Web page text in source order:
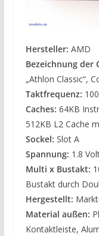
Hersteller: AMD
Bezeichnung der
„Athlon Classic“,
Taktfrequenz:
Caches: 64KB
512KB L2 Cache
Sockel: Slot A
Spannung: 1.8
Multi x Bustakt:
Bustakt durch
Hergestellt:
Material außen:
Kontaktleiste,